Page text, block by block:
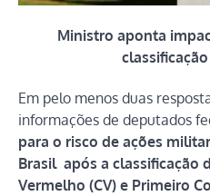
Ministro aponta
Em pelo menos duas
informações de deputados
para o risco de ações
Brasil após a classificação
Vermelho (CV) e Primeiro